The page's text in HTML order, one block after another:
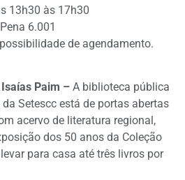
13h30 às 17h30
6.001
de agendamento.
Paim – A biblioteca pública
Setescc está de portas abertas
acervo de literatura regional,
dos 50 anos da Coleção
para casa até três livros por